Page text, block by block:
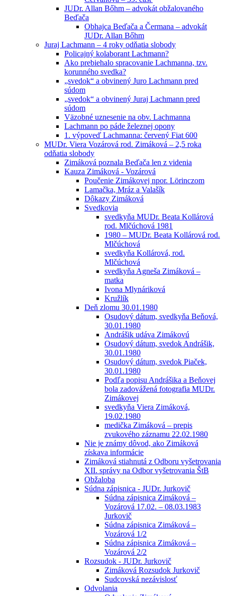
JUDr. Allan Bőhm – advokát obžalovaného
Beďača
Obhajca Beďača a Čermana – advokát
JUDr. Allan Bőhm
Juraj Lachmann – 4 roky odňatia slobody
Policajný kolaborant Lachmann?
Ako prebiehalo spracovanie Lachmanna, tzv.
korunného svedka?
„svedok“ a obvinený Juro Lachmann pred
súdom
„svedok“ a obvinený Juraj Lachmann pred
súdom
Väzobné uznesenie na obv. Lachmanna
Lachmann po páde železnej opony
1. výpoveď Lachmanna: červený Fiat 600
MUDr. Viera Vozárová rod. Zimáková – 2,5 roka
odňatia slobody
Zimáková poznala Beďača len z videnia
Kauza Zimáková - Vozárová
Poučenie Zimákovej npor. Lörinczom
Lamačka, Mráz a Valašík
Dôkazy Zimáková
Svedkovia
svedkyňa MUDr. Beata Kollárová
rod. Mlčúchová 1981
1980 – MUDr. Beata Kollárová rod.
Mlčúchová
svedkyňa Kollárová, rod.
Mlčúchová
svedkyňa Agneša Zimáková –
matka
Ivona Mlynáriková
Kružlík
Deň zlomu 30.01.1980
Osudový dátum, svedkyňa Beňová,
30.01.1980
Andrášik udáva Zimákovú
Osudový dátum, svedok Andrášik,
30.01.1980
Osudový dátum, svedok Piaček,
30.01.1980
Podľa popisu Andrášika a Beňovej
bola zadovážená fotografia MUDr.
Zimákovej
svedkyňa Viera Zimáková,
19.02.1980
medička Zimáková – prepis
zvukového záznamu 22.02.1980
Nie je známy dôvod, ako Zimáková
získava informácie
Zimáková stiahnutá z Odboru vyšetrovania
XII. správy na Odbor vyšetrovania ŠtB
Obžaloba
Súdna zápisnica - JUDr. Jurkovič
Súdna zápisnica Zimáková –
Vozárová 17.02. – 08.03.1983
Jurkovič
Súdna zápisnica Zimáková –
Vozárová 1/2
Súdna zápisnica Zimáková –
Vozárová 2/2
Rozsudok - JUDr. Jurkovič
Zimáková Rozsudok Jurkovič
Sudcovská nezávislosť
Odvolania